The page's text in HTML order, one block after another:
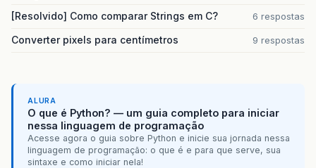
[Resolvido] Como comparar Strings em C? 6 respostas
Converter pixels para centímetros 9 respostas
ALURA
O que é Python? — um guia completo para iniciar
nessa linguagem de programação
Acesse agora o guia sobre Python e inicie sua jornada nessa
linguagem de programação: o que é e para que serve, sua
sintaxe e como iniciar nela!